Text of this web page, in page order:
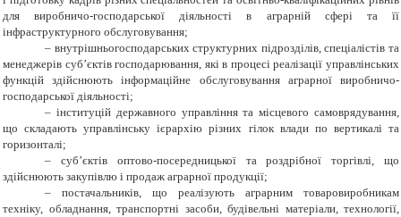
для виробничо-господарської діяльності в аграрній сфері та її
інфраструктурного обслуговування;
– внутрішньогосподарських структурних підрозділів, спеціалістів та
менеджерів суб’єктів господарювання, які в процесі реалізації управлінських
функцій здійснюють інформаційне обслуговування аграрної виробничо-
господарської діяльності;
– інституцій державного управління та місцевого самоврядування,
що складають управлінську ієрархію різних гілок влади по вертикалі та
горизонталі;
– суб’єктів оптово-посередницької та роздрібної торгівлі, що
здійснюють закупівлю і продаж аграрної продукції;
– постачальників, що реалізують аграрним товаровиробникам
техніку, обладнання, транспортні засоби, будівельні матеріали, технології,